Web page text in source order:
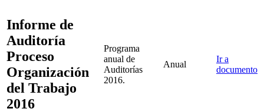
Informe de
Auditoría
Proceso
Organización
del Trabajo
2016
Programa
anual de
Auditorías
2016.
Anual
Ir a
documento